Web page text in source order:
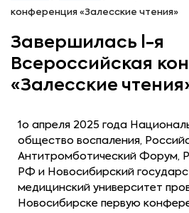
конференция «Залесские чтения»
Завершилась I-я
Всероссийская
«Залесские
1о апреля 2025 года
общество воспаления,
Антитромботический
РФ и Новосибирский
медицинский университет
Новосибирске первую